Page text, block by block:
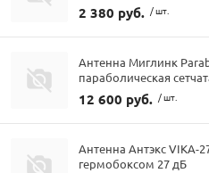
2 380 руб. / шт.
Антенна Миглинк
параболическая
12 600 руб. / шт.
Антенна Антэкс VIKA-
гермобоксом 27 дБ